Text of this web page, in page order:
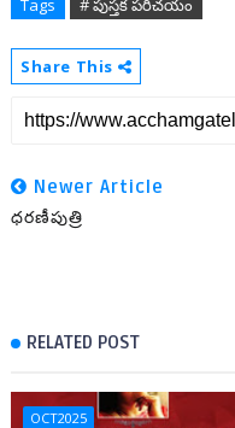
Tags # పుస్తక పరిచయం
Share This
Newer Article
ధరణీపుత్రి
RELATED POST
OCT2025